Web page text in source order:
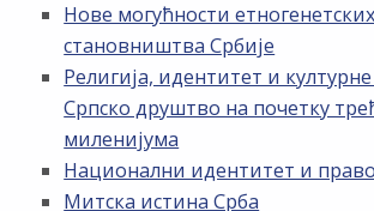
Нове могућности
становништва Србије
Религија, идентитет и
Српско друштво на почетку
миленијума
Национални идентитет и
Митска истина Срба